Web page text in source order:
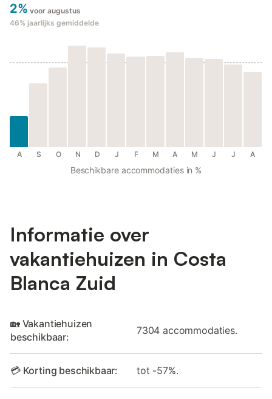
2% voor augustus
46% jaarlijks gemiddelde
A S O N D J F M A M J J A
Beschikbare accommodaties in %
Informatie over
vakantiehuizen in Costa
Blanca Zuid
🏡 Vakantiehuizen
beschikbaar:
7304 accommodaties.
💳 Korting beschikbaar: tot -57%.